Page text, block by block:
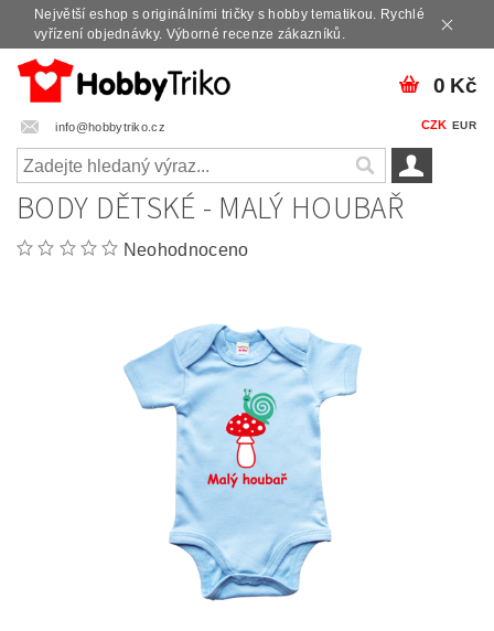
Největší eshop s originálními tričky s hobby tematikou. Rychlé
vyřízení objednávky. Výborné recenze zákazníků.
info@hobbytriko.cz CZK EUR
0 Kč
BODY DĚTSKÉ - MALÝ HOUBAŘ
Neohodnoceno